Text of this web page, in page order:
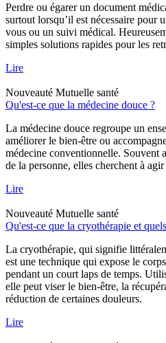
Perdre ou égarer un document
surtout lorsqu’il est nécessaire pour
vous ou un suivi médical.
simples solutions rapides pour les
Lire
Nouveauté Mutuelle santé
Qu'est-ce que la médecine douce ?
La médecine douce regroupe un
améliorer le bien-être ou
médecine conventionnelle. Souvent
de la personne, elles cherchent à
Lire
Nouveauté Mutuelle santé
Qu'est-ce que la cryothérapie et
La cryothérapie, qui signifie
est une technique qui expose le
pendant un court laps de temps.
elle peut viser le bien-être, la
réduction de certaines douleurs.
Lire